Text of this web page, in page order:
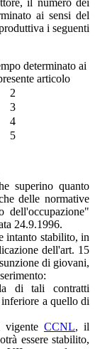
ai sensi del
i seguenti
determinato ai
articolo
2
3
4
5
superino quanto
delle normative
dell'occupazione"
24.9.1996.
intanto stabilito, in
dell'art. 15
di giovani,
di tali contratti
a quello di
CCNL, il
essere stabilito,